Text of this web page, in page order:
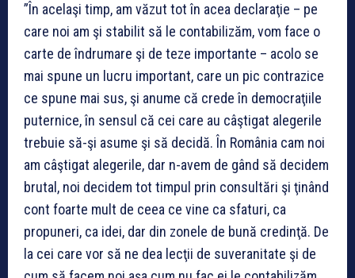
”În acelaşi timp, am văzut tot în acea declaraţie – pe
care noi am şi stabilit să le contabilizăm, vom face o
carte de îndrumare şi de teze importante – acolo se
mai spune un lucru important, care un pic contrazice
ce spune mai sus, şi anume că crede în democraţiile
puternice, în sensul că cei care au câştigat alegerile
trebuie să-şi asume şi să decidă. În România cam noi
am câştigat alegerile, dar n-avem de gând să decidem
brutal, noi decidem tot timpul prin consultări şi ţinând
cont foarte mult de ceea ce vine ca sfaturi, ca
propuneri, ca idei, dar din zonele de bună credinţă. De
la cei care vor să ne dea lecţii de suveranitate şi de